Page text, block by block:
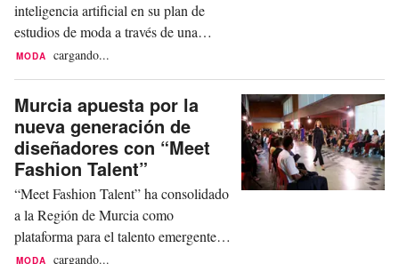
inteligencia artificial en su plan de
estudios de moda a través de una
nueva colaboración con Modelia, lo
forma en que las herramientas digitales
se están integrando en la formación en
diseño. Esta colaboración supone la
incorporación de la plataforma de
Modelia en el...
MODA cargando...
Murcia apuesta por la
nueva generación de
diseñadores con “Meet
Fashion Talent”
“Meet Fashion Talent” ha consolidado
a la Región de Murcia como
plataforma para el talento emergente de
la moda tras el éxito de su primera
MODA cargando...